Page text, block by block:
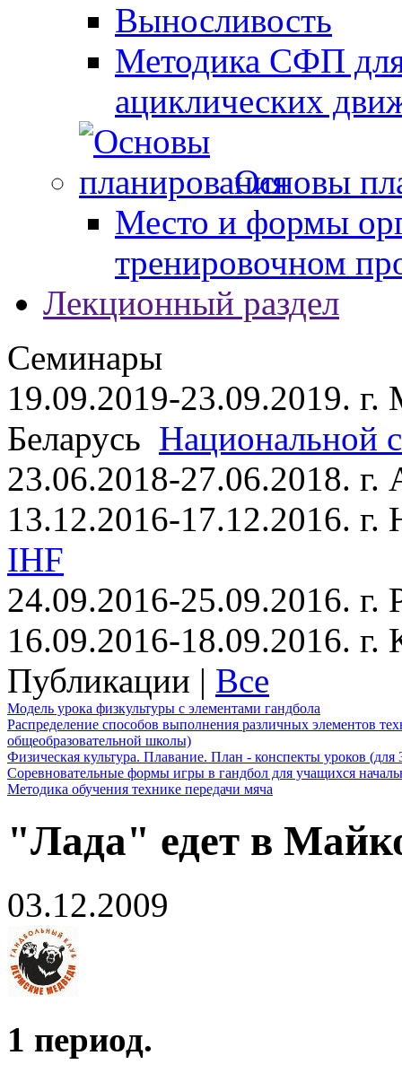
Выносливость
Методика СФП для
ациклических
Основы
Место и формы
тренировочном
Лекционный раздел
Семинары
19.09.2019-23.09.2019. г.
Беларусь Национальной
23.06.2018-27.06.2018.
13.12.2016-17.12.2016.
IHF
24.09.2016-25.09.2016. г.
16.09.2016-18.09.2016.
Публикации | Все
Модель урока физкультуры с элементами гандбола
Распределение способов выполнения различных элементов
общеобразовательной школы)
Физическая культура. Плавание. План - конспекты уроков (для
Соревновательные формы игры в гандбол для учащихся
Методика обучения технике передачи мяча
"Лада" едет в
03.12.2009
1 период.